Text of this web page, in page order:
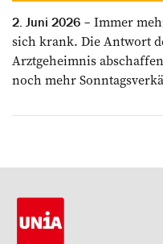
2. Juni 2026
Immer
sich krank. Die Antwort
Arztgeheimnis
noch mehr